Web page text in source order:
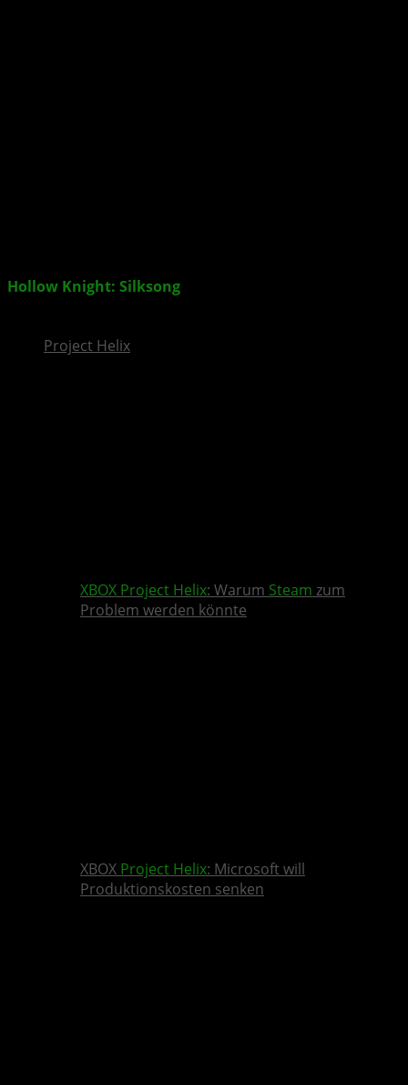
Hollow Knight: Silksong
Project Helix
XBOX Project Helix: Warum Steam zum
Problem werden könnte
XBOX Project Helix: Microsoft will
Produktionskosten senken